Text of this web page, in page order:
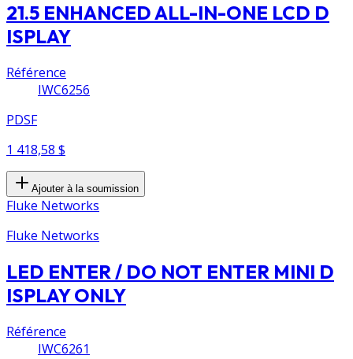
21.5 ENHANCED ALL-IN-ONE LCD D
ISPLAY
Référence
IWC6256
PDSF
1 418,58 $
Ajouter à la soumission
Fluke Networks
Fluke Networks
LED ENTER / DO NOT ENTER MINI D
ISPLAY ONLY
Référence
IWC6261